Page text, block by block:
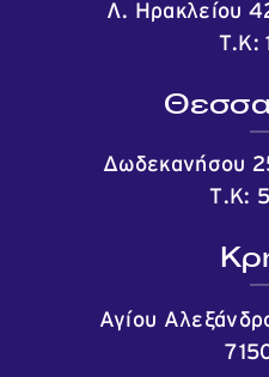
Λ. Ηρακλείου
Τ.Κ:
Δωδεκανήσου
Τ.Κ:
Αγίου